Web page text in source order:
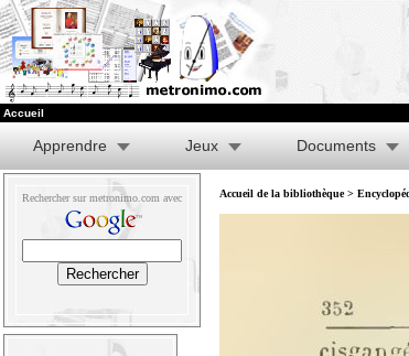
Accueil
Apprendre Jeux Documents
Rechercher sur metronimo.com avec Accueil de la bibliothèque>